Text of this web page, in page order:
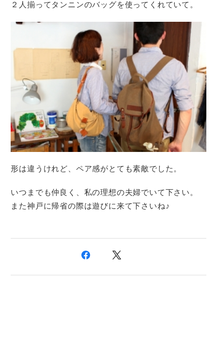
２人揃ってタンニンのバッグを使ってくれていて。
形は違うけれど、ペア感がとても素敵でした。
いつまでも仲良く、私の理想の夫婦でいて下さい。
また神戸に帰省の際は遊びに来て下さいね♪